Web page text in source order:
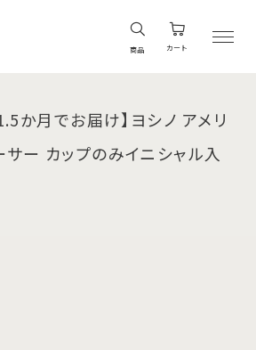
商品 カート
か月でお届け】ヨシノ アメリ
サー カップのみイニシャル入